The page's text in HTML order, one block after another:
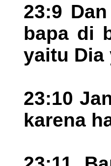
23:9
bapa di
yaitu Dia
23:10
karena